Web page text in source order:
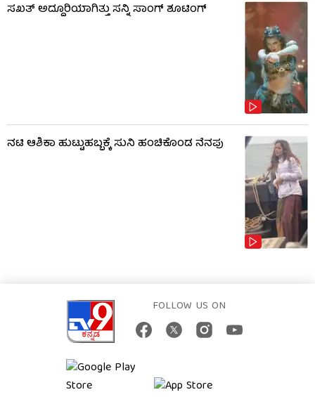
ಸಖತ್ ಅದ್ದೂರಿಯಾಗಿತ್ತು ಸನ್ನಿ ಸಾಂಗ್ ಶೂಟಿಂಗ್
ನಟಿ ಆಶಿಕಾ ಹುಟ್ಟುಹಬ್ಬಕ್ಕೆ ಸುನಿ ಹಂಚಿಕೊಂಡ ನೆನಪು
FOLLOW US ON